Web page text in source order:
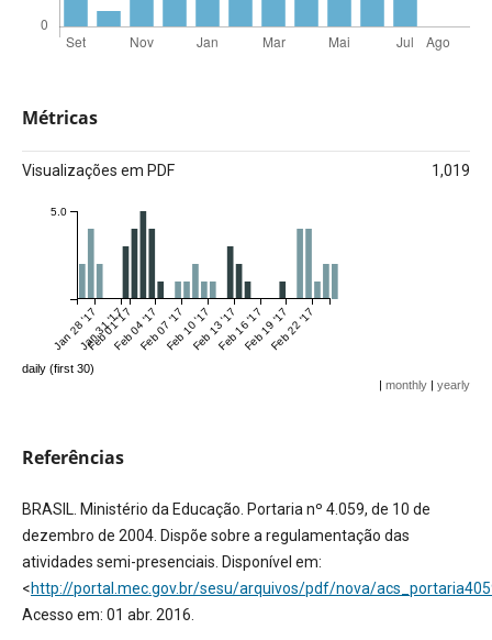
Métricas
Visualizações em PDF 1,019
Jan 28 '17Jan 31 '17
Feb 01 '17Feb 04 '17Feb 07 '17Feb 10 '17Feb 13 '17Feb 16 '17Feb 19 '17Feb 22 '17
5.0
daily (first 30)
|monthly |yearly
Referências
BRASIL. Ministério da Educação. Portaria nº 4.059, de 10 de
dezembro de 2004. Dispõe sobre a regulamentação das
atividades semi-presenciais. Disponível em:
<http://portal.mec.gov.br/sesu/arquivos/pdf/nova/
Acesso em: 01 abr. 2016.